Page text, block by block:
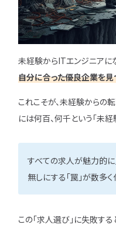
未経験からITエンジニアに
自分に合った優良企業を見
これこそが、未経験からの
には何百、何千という「未
すべての求人が魅力的に
無しにする「罠」が数多
この「求人選び」に失敗す